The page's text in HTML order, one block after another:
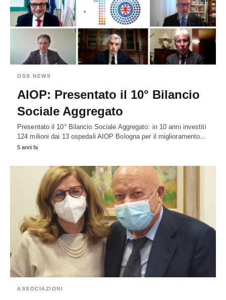
OSS NEWS
AIOP: Presentato il 10° Bilancio
Sociale Aggregato
Presentato il 10° Bilancio Sociale Aggregato: in 10 anni investiti
124 milioni dai 13 ospedali AIOP Bologna per il miglioramento…
5 anni fa
ASSOCIAZIONI